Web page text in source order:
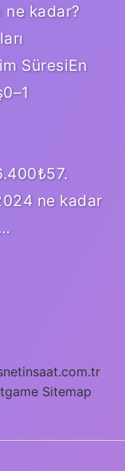
ne kadar?
SüresiEn
ne kadar
Sitemap